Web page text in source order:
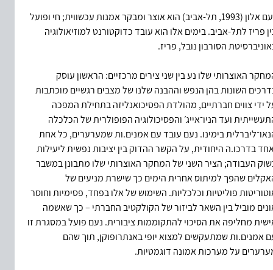
נעם אלון (1993, תל-אביב) הוא אוצר ומבקר אמנות עכשווית; חי ופועל
פריז לתל-אביב. בימים אלו הוא עובד כדוקטורנט למוזיאולוגיה
הסורבון נובל, פריז.
האוצרותי שלו נע בין שני צירים מרכזיים: הראשון עוסק
השונות בהן הנפש וההבנה שלנו של מצבים רגשיים מוכתבות
ידי צווים חברתיים, מהולדת הפסיכואנליזה בתחילת המפכה
ועד הניו־אייג׳ והפסיכולוגיה הפופולרית של הכלכלה
בימינו. נעם עובד עם אמנים.ות שמערערים, כל אחת
בדרכו.ה היחודית, על הקשר ההדוק בין יציבות נפשית ליעילות
העבודה; הציר השני של המחקר האוצרותי שלו מתבונן במשבר
שהפך למיתוס אחרית הימים כך שישרת מניעים של
פוליטיות וכלכליות. השימוש של אלו בפחד, פסימיות וחוסר
מוביל בין השאר לביזור של הקולקטיב החברתי – כך שאשמה
מחליפה את הסיכוי להתקוממות ציבורית. נעם פועל במסגרת זו
אמנים.ות שמתעקשים למצוא יופי באנתרופוקן, תוך שהם
על מערכות אמונה דוגמטיות.